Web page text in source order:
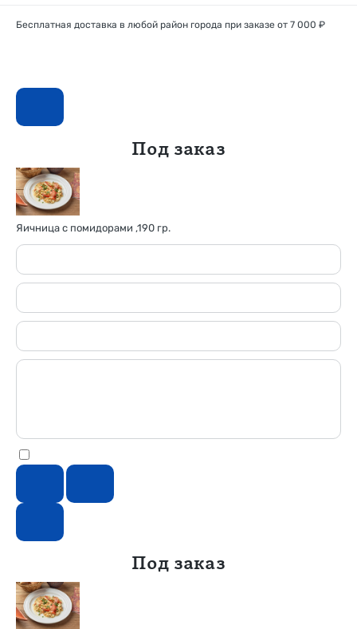
Бесплатная доставка в любой район города при заказе от 7 000 ₽
Под заказ
Яичница с помидорами ,190 гр.
Под заказ